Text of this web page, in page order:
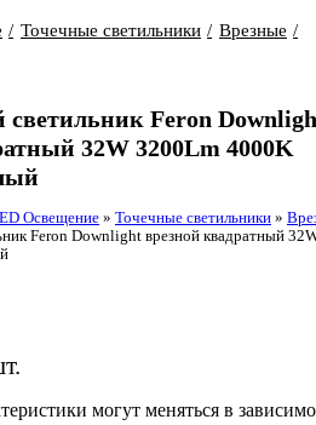
Точечные светильники Врезные
светильник Feron
32W 3200Lm 4000K
Освещение » Точечные светильники »
Feron Downlight врезной квадратный
могут меняться в